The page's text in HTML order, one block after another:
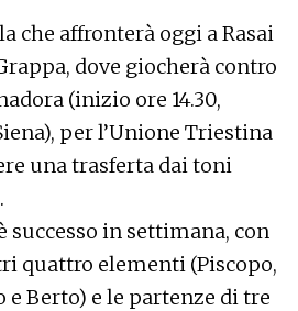
che affronterà oggi a Rasai
dove giocherà contro
(inizio ore 14.30,
per l’Unione Triestina
una trasferta dai toni
successo in settimana, con
quattro elementi (Piscopo,
e Berto) e le partenze di tre